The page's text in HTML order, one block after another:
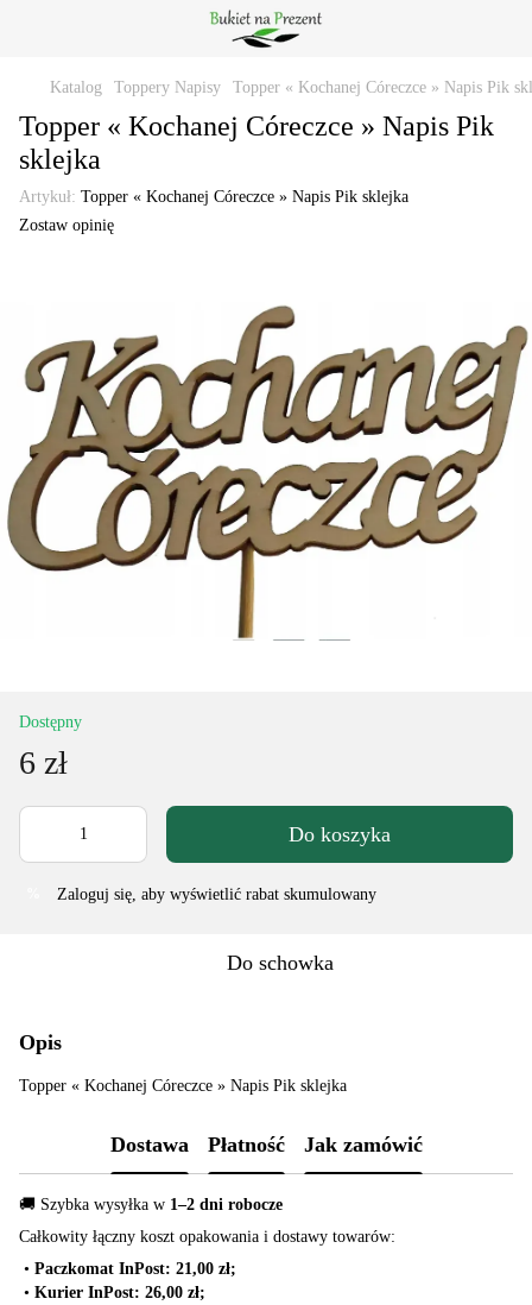
Katalog Toppery Napisy Topper « Kochanej Córeczce » Napis Pik
Topper « Kochanej Córeczce » Napis Pik
sklejka
Artykuł: Topper « Kochanej Córeczce » Napis Pik sklejka
Zostaw opinię
Dostępny
6 zł
Do koszyka
Zaloguj się , aby wyświetlić rabat skumulowany
Do schowka
Opis
Topper « Kochanej Córeczce » Napis Pik sklejka
Dostawa Płatność Jak zamówić
🚚 Szybka wysyłka w 1–2 dni robocze
Całkowity łączny koszt opakowania i dostawy towarów:
• Paczkomat InPost: 21,00 zł;
• Kurier InPost: 26,00 zł;